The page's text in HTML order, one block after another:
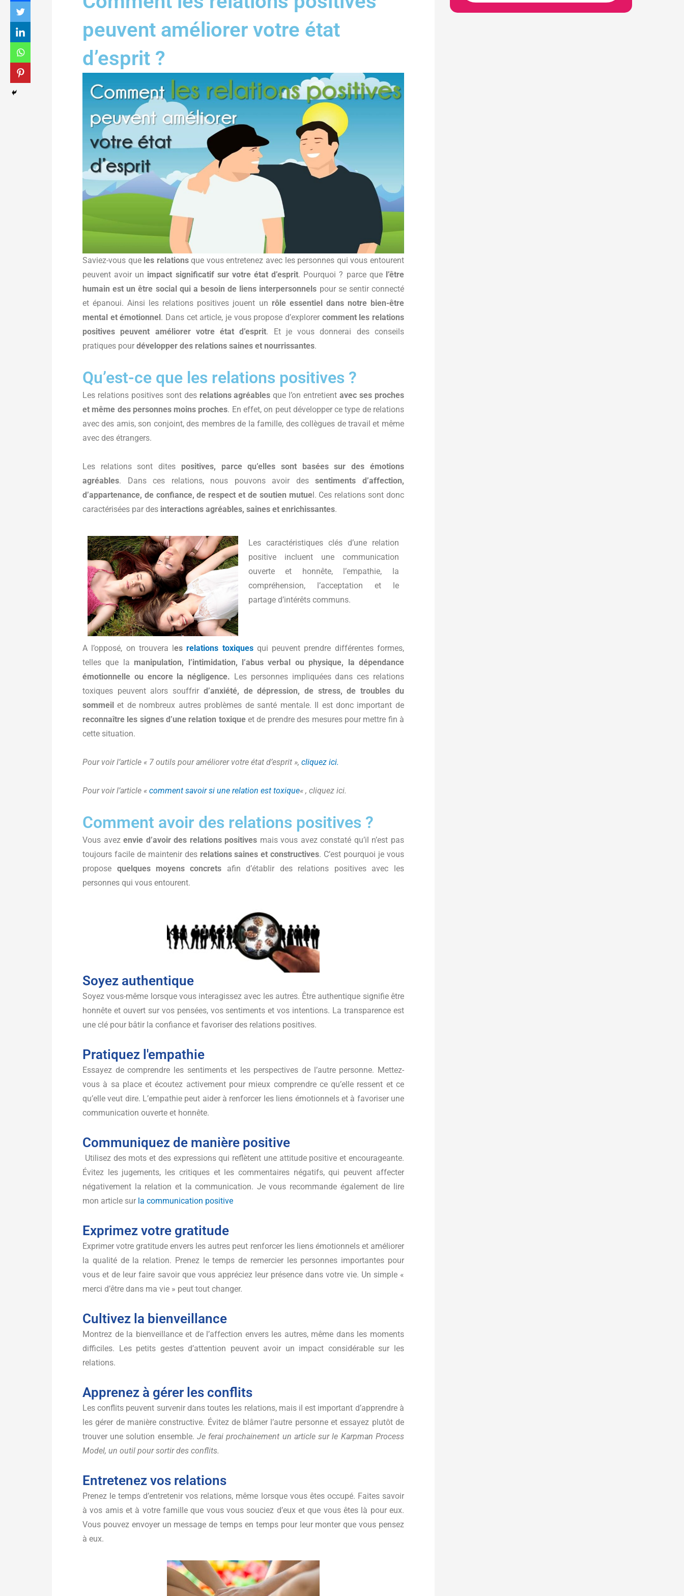
peuvent améliorer votre état
d’esprit ?
Saviez-vous queles relationsque vous entretenez avec les personnes qui vous entourent
peuvent avoir un impact significatif sur votre état d’esprit. Pourquoi ? parce que l’être
humain est un être social qui a besoin de liens interpersonnels pour se sentir connecté
et épanoui. Ainsi les relations positives jouent un rôle essentiel dans notre bien-être
mental et émotionnel. Dans cet article, je vous propose d’explorer comment les relations
positives peuvent améliorer votre état d’esprit. Et je vous donnerai des conseils
pratiques pour développer des relations saines et nourrissantes.
Qu’est-ce que les relations positives ?
Les relations positives sont des relations agréables que l’on entretientavec ses proches
et même des personnes moins proches. En effet, on peut développer ce type de relations
avec des amis, son conjoint, des membres de la famille, des collègues de travail et même
avec des étrangers.
Les relations sont dites positives, parce qu’elles sont basées sur des émotions
agréables. Dans ces relations, nous pouvons avoir dessentiments d’affection,
d’appartenance, de confiance, de respect et de soutien mutuel. Ces relations sont donc
caractérisées par des interactions agréables, saines et enrichissantes.
Les caractéristiques clés d’une relation
positive incluent une communication
ouverte et honnête, l’empathie, la
compréhension, l’acceptation et le
partage d’intérêts communs.
A l’opposé, on trouvera lesrelations toxiquesqui peuvent prendre différentes formes,
telles que la manipulation, l’intimidation, l’abus verbal ou physique, la dépendance
émotionnelle ou encore la négligence. Les personnes impliquées dans ces relations
toxiques peuvent alors souffrir d’anxiété, de dépression, de stress, de troubles du
sommeil et de nombreux autres problèmes de santé mentale. Il est donc important de
reconnaître les signes d’une relation toxiqueet de prendre des mesures pour mettre fin à
cette situation.
Pour voir l’article « 7 outils pour améliorer votre état d’esprit », cliquez ici.
Pour voir l’article « comment savoir si une relation est toxique« , cliquez ici.
Comment avoir des relations positives ?
Vous avezenvie d’avoir des relations positives mais vous avez constaté qu’il n’est pas
toujours facile de maintenir des relations saines et constructives. C’est pourquoi je vous
propose quelques moyens concrets afin d’établir des relations positives avec les
personnes qui vous entourent.
Soyez authentique
Soyez vous-même lorsque vous interagissez avec les autres. Être authentique signifie être
honnête et ouvert sur vos pensées, vos sentiments et vos intentions. La transparence est
une clé pour bâtir la confiance et favoriser des relations positives.
Pratiquez l'empathie
Essayez de comprendre les sentiments et les perspectives de l’autre personne. Mettez-
vous à sa place et écoutez activement pour mieux comprendre ce qu’elle ressent et ce
qu’elle veut dire. L’empathie peut aider à renforcer les liens émotionnels et à favoriser une
communication ouverte et honnête.
Communiquez de manière positive
Utilisez des mots et des expressions qui reflètent une attitude positive et encourageante.
Évitez les jugements, les critiques et les commentaires négatifs, qui peuvent affecter
négativement la relation et la communication. Je vous recommande également de lire
mon article sur la communication positive
Exprimez votre gratitude
Exprimer votre gratitude envers les autres peut renforcer les liens émotionnels et améliorer
la qualité de la relation. Prenez le temps de remercier les personnes importantes pour
vous et de leur faire savoir que vous appréciez leur présence dans votre vie. Un simple «
merci d’être dans ma vie » peut tout changer.
Cultivez la bienveillance
Montrez de la bienveillance et de l’affection envers les autres, même dans les moments
difficiles. Les petits gestes d’attention peuvent avoir un impact considérable sur les
relations.
Apprenez à gérer les conflits
Les conflits peuvent survenir dans toutes les relations, mais il est important d’apprendre à
les gérer de manière constructive. Évitez de blâmer l’autre personne et essayez plutôt de
trouver une solution ensemble. Je ferai prochainement un article sur le Karpman Process
Model, un outil pour sortir des conflits.
Entretenez vos relations
Prenez le temps d’entretenir vos relations, même lorsque vous êtes occupé. Faites savoir
à vos amis et à votre famille que vous vous souciez d’eux et que vous êtes là pour eux.
Vous pouvez envoyer un message de temps en temps pour leur monter que vous pensez
à eux.